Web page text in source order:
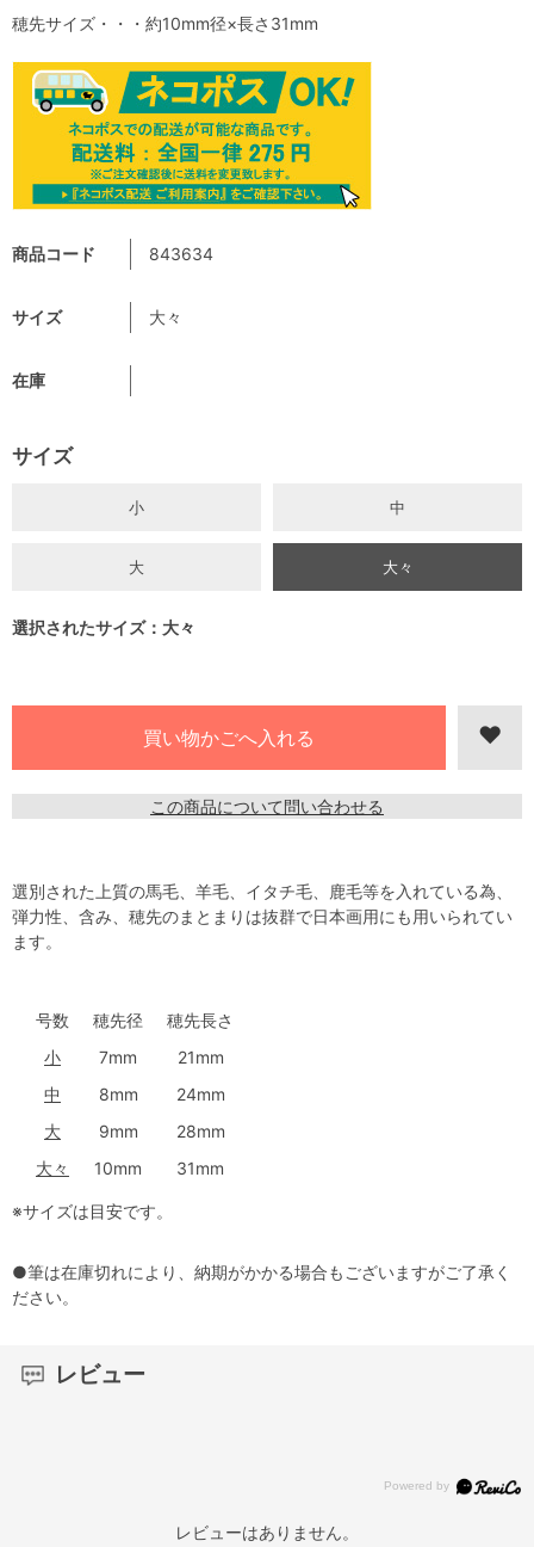
商品コード 843634
サイズ 大々
在庫
サイズ
小 中
大 大々
選択されたサイズ：大々
この商品について問い合わせる
穂先サイズ・・・約10mm径×長さ31mm
選別された上質の馬毛、羊毛、イタチ毛、鹿毛等を入れている為、
弾力性、含み、穂先のまとまりは抜群で日本画用にも用いられてい
ます。
号数 穂先径
穂先長さ
小
7mm
21mm
中
8mm
24mm
大
9mm
28mm
大々
10mm 31mm
※サイズは目安です。
●筆は在庫切れにより、納期がかかる場合もございますがご了承く
ださい。
レビュー
レビューはありません。